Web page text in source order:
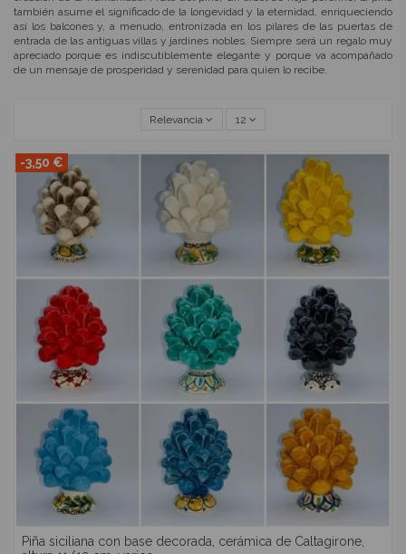
también asume el significado de la longevidad y la eternidad, enriqueciendo
así los balcones y, a menudo, entronizada en los pilares de las puertas de
entrada de las antiguas villas y jardines nobles. Siempre será un regalo muy
apreciado porque es indiscutiblemente elegante y porque va acompañado
de un mensaje de prosperidad y serenidad para quien lo recibe.
Relevancia 12
-3,50 €
Piña siciliana con base decorada, cerámica de Caltagirone,